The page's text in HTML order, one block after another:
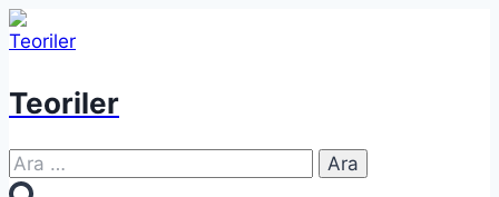
Skip
to
Teoriler
Arama: